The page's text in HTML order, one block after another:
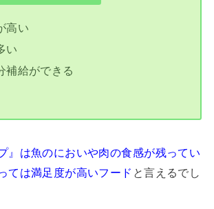
高い
い
補給ができる
』は魚のにおいや肉の食感が残ってい
ては満足度が高いフード と言えるでし